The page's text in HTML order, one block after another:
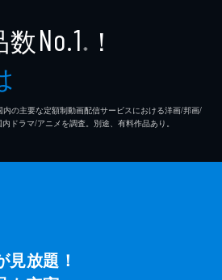
数No.1 ※ ！
の主要な定額制動画配信サービスにおける洋画/邦画/
ドラマ/アニメを調査。別途、有料作品あり。
見放題！